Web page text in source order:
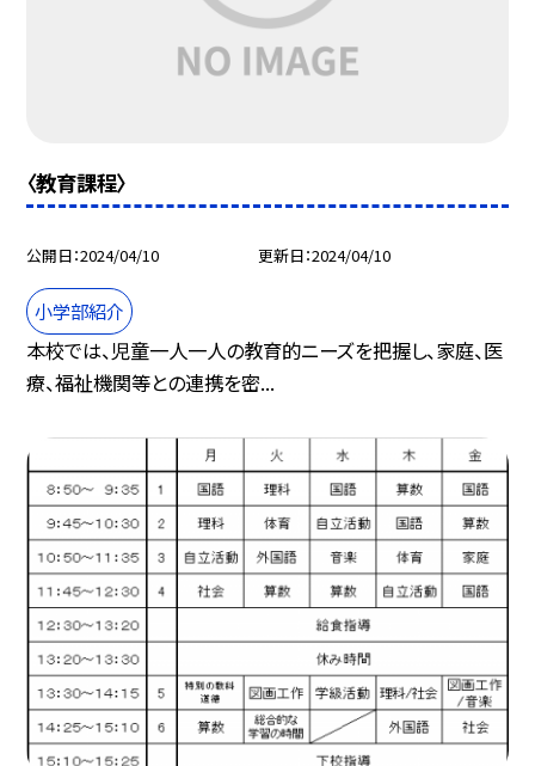
〈教育課程〉
公開日 2024/04/10 更新日 2024/04/10
小学部紹介
本校では、児童一人一人の教育的ニーズを把握し、家庭、医
療、福祉機関等との連携を密...